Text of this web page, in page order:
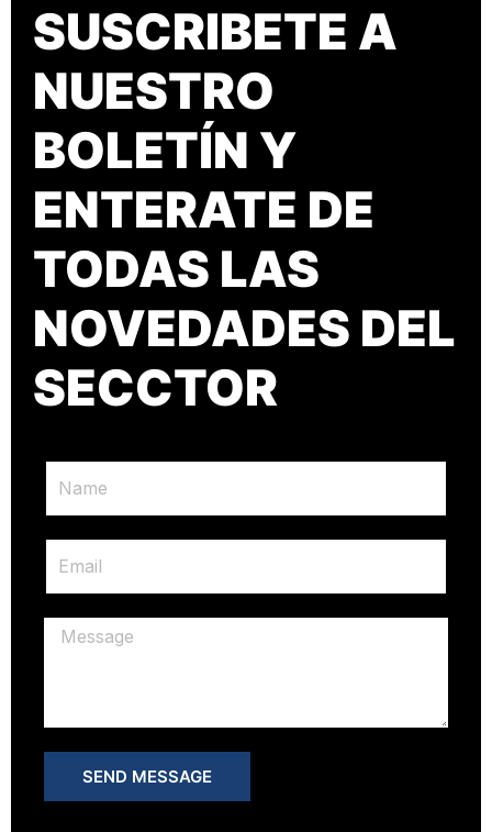
SUSCRIBETE A
NUESTRO
BOLETÍN Y
ENTERATE DE
TODAS LAS
NOVEDADES DEL
SECCTOR
SEND MESSAGE